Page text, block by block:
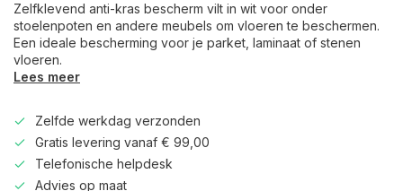
Zelfklevend anti-kras bescherm vilt in wit voor onder
stoelenpoten en andere meubels om vloeren te beschermen.
Een ideale bescherming voor je parket, laminaat of stenen
vloeren.
Lees meer
Zelfde werkdag verzonden
Gratis levering vanaf € 99,00
Telefonische helpdesk
Advies op maat